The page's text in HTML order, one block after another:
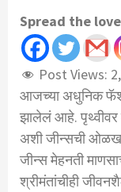
Spread the love
Post Views:
आजच्या अधुनिक
झालेलं आहे. पृथ्वीवर
अशी जीन्सची
जीन्स मेहनती
श्रीमंतांचीही